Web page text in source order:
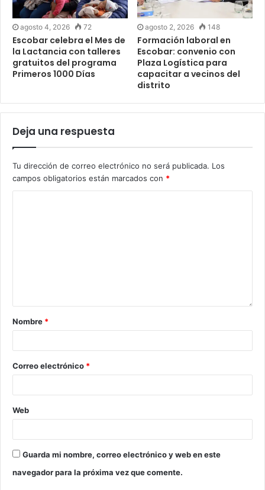
agosto 4, 2026 72
Escobar celebra el Mes de
la Lactancia con talleres
gratuitos del programa
Primeros 1000 Días
agosto 2, 2026 148
Formación laboral en
Escobar: convenio con
Plaza Logística para
capacitar a vecinos del
distrito
Deja una respuesta
Tu dirección de correo electrónico no será publicada. Los
campos obligatorios están marcados con *
Nombre *
Correo electrónico *
Web
Guarda mi nombre, correo electrónico y web en este
navegador para la próxima vez que comente.